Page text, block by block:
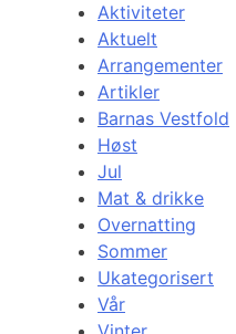
Aktiviteter
Aktuelt
Arrangementer
Artikler
Barnas Vestfold
Høst
Jul
Mat & drikke
Overnatting
Sommer
Ukategorisert
Vår